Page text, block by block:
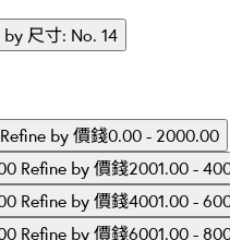
by 尺寸: No. 14
Refine by 價錢0.00 - 2000.00
Refine by 價錢2001.00 -
Refine by 價錢4001.00 -
Refine by 價錢6001.00 -